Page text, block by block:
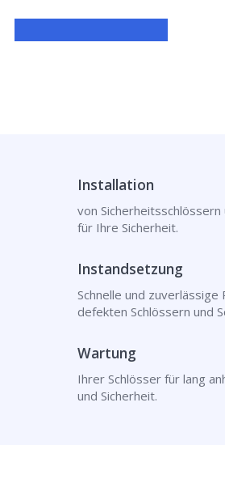
Installation
von
für Ihre Sicherheit.
Instandsetzung
Schnelle und zuverlässige
defekten Schlössern und
Wartung
Ihrer Schlösser für lang
und Sicherheit.